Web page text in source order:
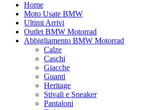
Home
Moto Usate BMW
Ultimi Arrivi
Outlet BMW Motorrad
Abbigliamento BMW Motorrad
Calze
Caschi
Giacche
Guanti
Heritage
Stivali e Sneaker
Pantaloni